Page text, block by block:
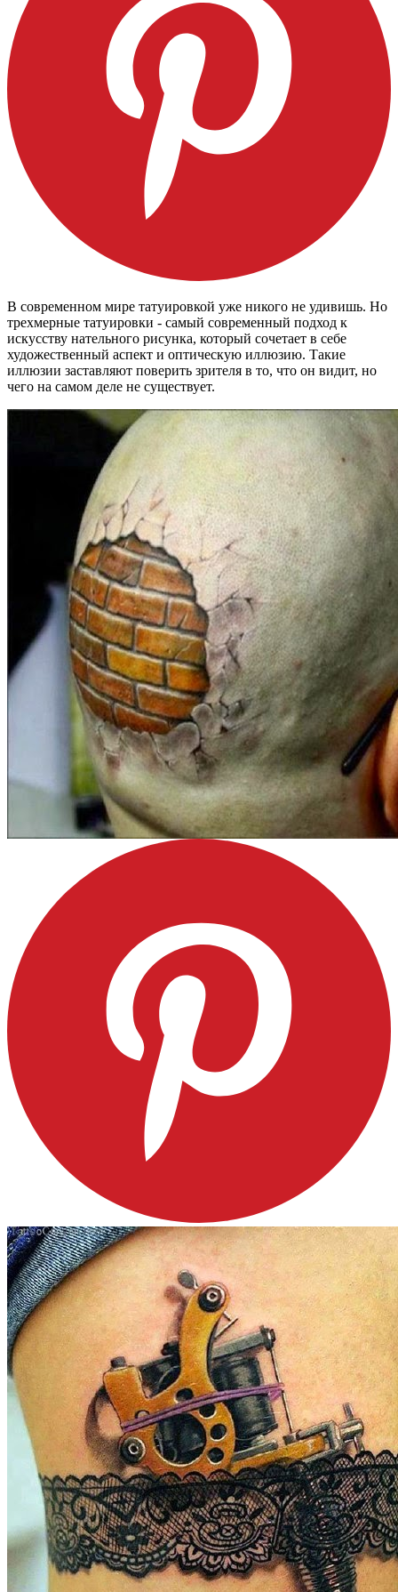
В современном мире татуировкой уже никого не удивишь. Но
трехмерные татуировки - самый современный подход к
искусству нательного рисунка, который сочетает в себе
художественный аспект и оптическую иллюзию. Такие
иллюзии заставляют поверить зрителя в то, что он видит, но
чего на самом деле не существует.